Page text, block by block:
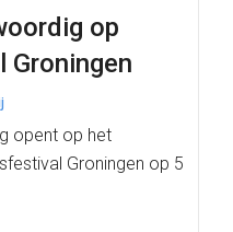
op
opent op het
Groningen op 5